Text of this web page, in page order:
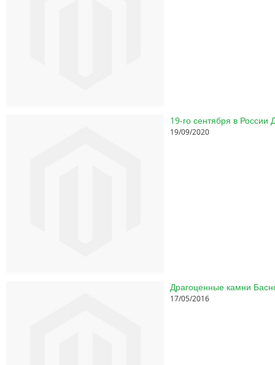
19-го сентября в
19/09/2020
17/05/2016